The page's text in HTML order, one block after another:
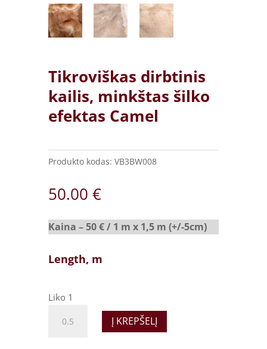
Tikroviškas dirbtinis
kailis, minkštas šilko
efektas Camel
Produkto kodas: VB3BW008
50.00 €
Kaina​ – 50 € / 1 m x 1,5 m (+/-5cm)
Length, m
Liko 1
dirbtinis
Į KREPŠELĮ